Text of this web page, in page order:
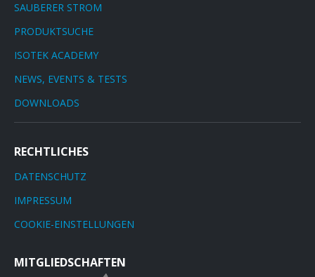
SAUBERER STROM
PRODUKTSUCHE
ISOTEK ACADEMY
NEWS, EVENTS & TESTS
DOWNLOADS
RECHTLICHES
DATENSCHUTZ
IMPRESSUM
COOKIE-EINSTELLUNGEN
MITGLIEDSCHAFTEN